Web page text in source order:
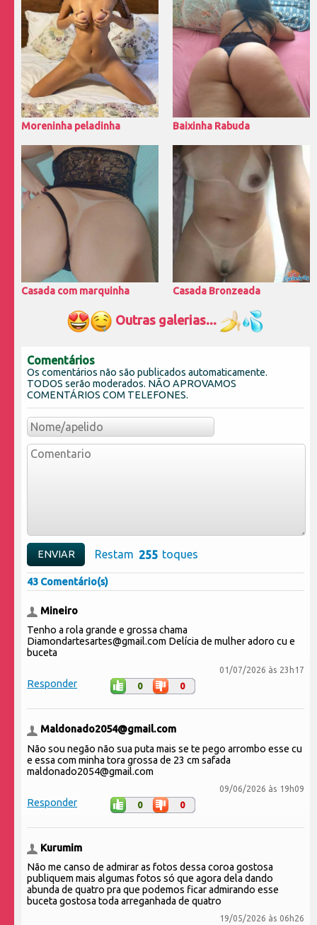
Moreninha peladinha Baixinha Rabuda
Casada com marquinha Casada Bronzeada
Outras galerias...
Comentários
Os comentários não são publicados automaticamente.
TODOS serão moderados. NÃO APROVAMOS
COMENTÁRIOS COM TELEFONES.
Restam toques
43 Comentário(s)
Mineiro
Tenho a rola grande e grossa chama
Diamondartesartes@gmail.com Delícia de mulher adoro cu e
buceta
01/07/2026 às 23h17
Responder 0 0
Maldonado2054@gmail.com
Não sou negão não sua puta mais se te pego arrombo esse cu
e essa com minha tora grossa de 23 cm safada
maldonado2054@gmail.com
09/06/2026 às 19h09
Responder 0 0
Kurumim
Não me canso de admirar as fotos dessa coroa gostosa
publiquem mais algumas fotos só que agora dela dando
abunda de quatro pra que podemos ficar admirando esse
buceta gostosa toda arreganhada de quatro
19/05/2026 às 06h26